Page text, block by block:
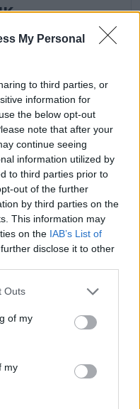
My Personal
to third parties, or
information for
the below opt-out
note that after your
continue seeing
information utilized by
to third parties prior to
out of the further
by third parties on the
This information may
on the IAB’s List of
disclose it to other
one or more Google
You may click to
its third-party tags to
in below Google
Outs
of my
my
bukás
fejlesztési ugrás,
Aston Martinnál
szemekkel hallgatta